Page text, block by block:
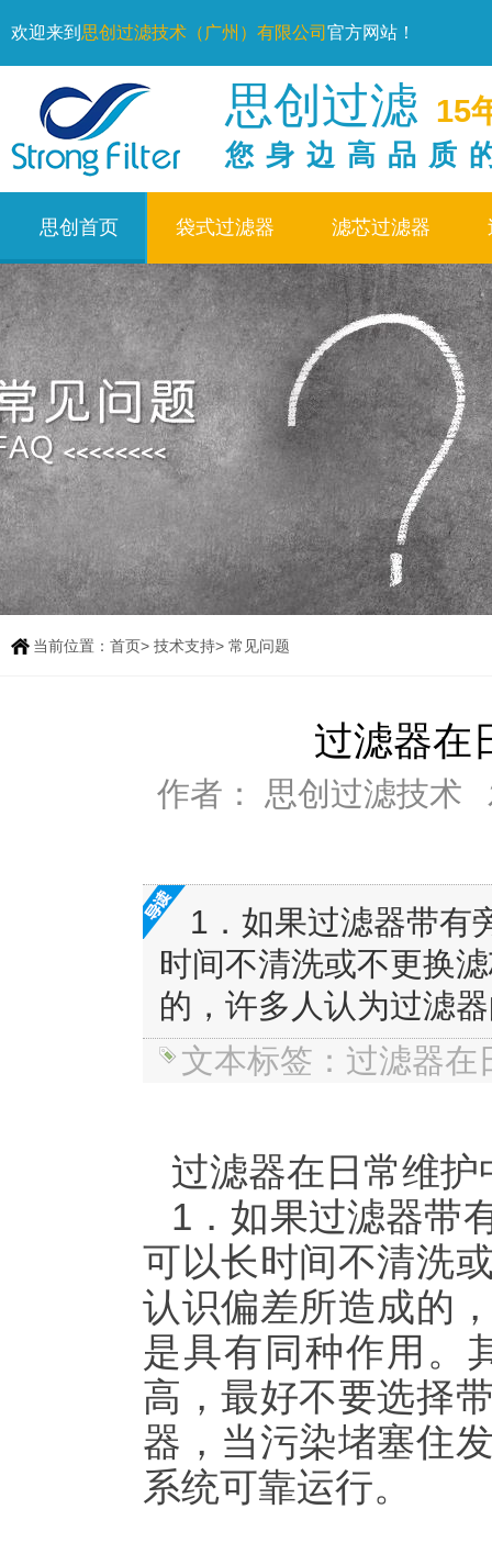
欢迎来到 思创过滤技术（广州）有限公司 官方网站！
思创过滤 15
您身边高品质
思创首页 袋式过滤器 滤芯过滤器
当前位置： 首页> 技术支持> 常见问题
过滤器在
作者： 思创过滤技术
1．如果过滤器带有
时间不清洗或不更换
的，许多人认为过滤
文本标签：过滤器在
过滤器在日常维
1．如果过滤器带
可以长时间不清洗
认识偏差所造成的
是具有同种作用。
高，最好不要选择
器 ，当污染堵塞住
系统可靠运行。